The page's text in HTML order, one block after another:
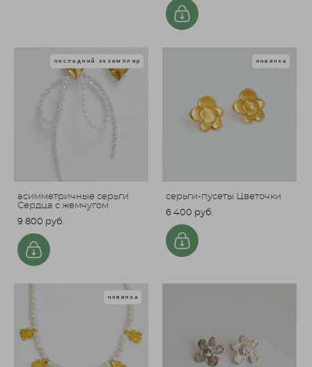
последний экземпляр
асимметричные серьги
Сердца с жемчугом
9 800 pуб.
новинка
серьги-пусеты Цветочки
6 400 pуб.
новинка